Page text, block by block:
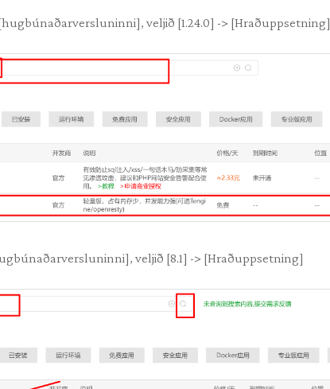
veljið [1.24.0] -> [Hraðuppsetning]
veljið [8.1] -> [Hraðuppsetning]